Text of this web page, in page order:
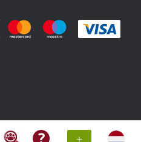
+
Je rekent gemakkelijk af met Paypal
Je rekent gemakkelijk af met
Je rekent